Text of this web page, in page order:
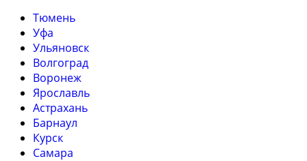
Тюмень
Уфа
Ульяновск
Волгоград
Воронеж
Ярославль
Астрахань
Барнаул
Курск
Самара